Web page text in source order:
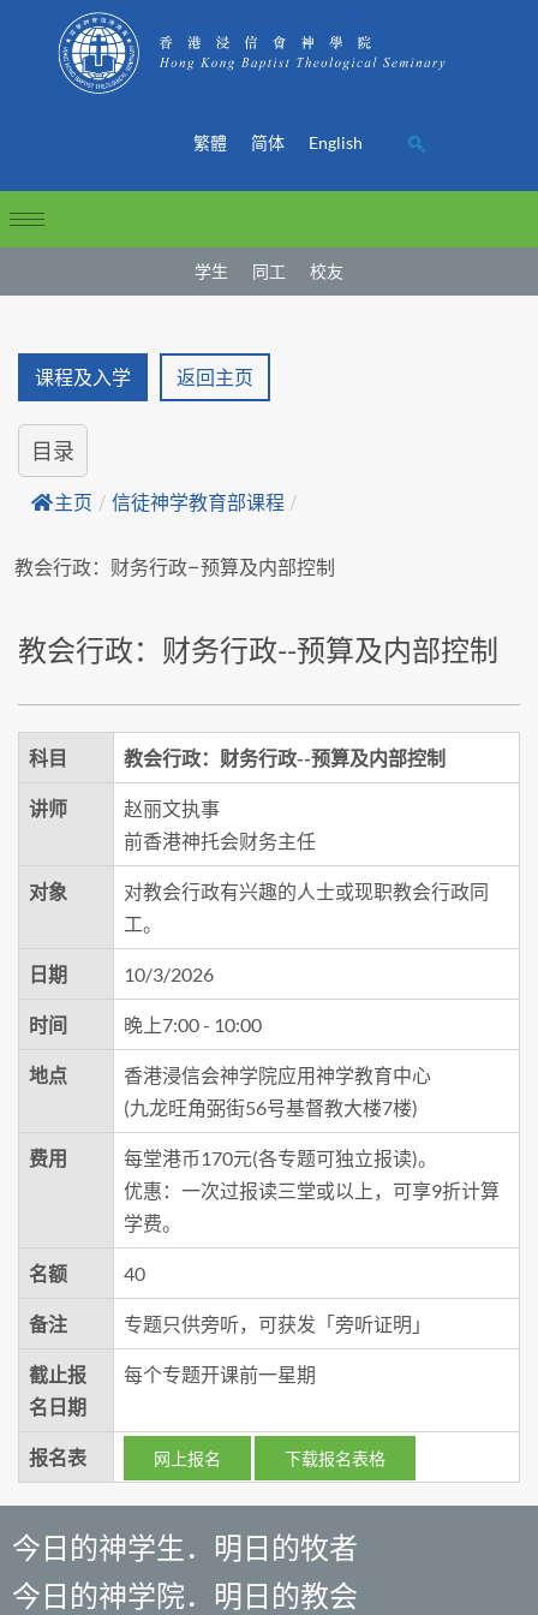
繁體 简体 English
学生 同工 校友
课程及入学 返回主页
目录
主页 / 信徒神学教育部课程 /
教会行政：财务行政–预算及内部控制
教会行政：财务行政--预算及内部控制
科目 教会行政：财务行政--预算及内部控制
讲师
赵丽文执事
前香港神托会财务主任
对象
对教会行政有兴趣的人士或现职教会行政同
工。
日期 10/3/2026
时间 晚上7:00 - 10:00
地点
香港浸信会神学院应用神学教育中心
(九龙旺角弼街56号基督教大楼7楼)
费用
每堂港币170元(各专题可独立报读)。
优惠：一次过报读三堂或以上，可享9折计算
学费。
名额 40
备注 专题只供旁听，可获发「旁听证明」
截止报
名日期
每个专题开课前一星期
报名表 网上报名 下载报名表格
今日的神学生．明日的牧者
今日的神学院．明日的教会